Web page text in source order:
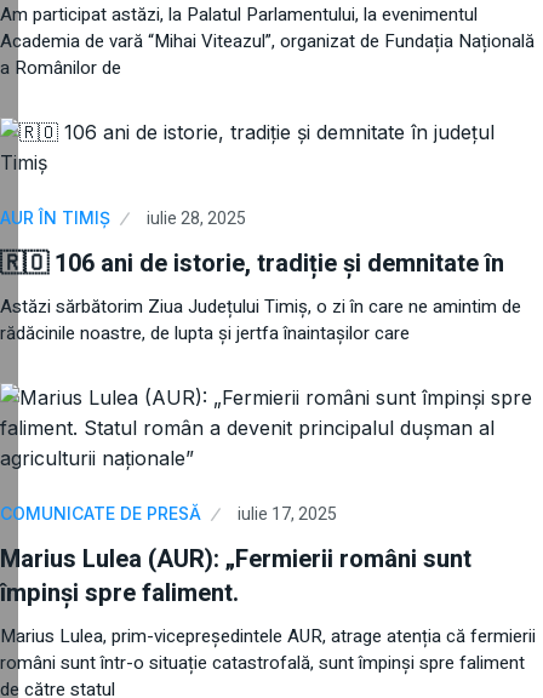
Am participat astăzi, la Palatul Parlamentului, la evenimentul
Academia de vară “Mihai Viteazul”, organizat de Fundația Națională
a Românilor de
AUR ÎN TIMIȘ iulie 28, 2025
🇷🇴 106 ani de istorie, tradiție și demnitate în
Astăzi sărbătorim Ziua Județului Timiș, o zi în care ne amintim de
rădăcinile noastre, de lupta și jertfa înaintașilor care
COMUNICATE DE PRESĂ iulie 17, 2025
Marius Lulea (AUR): „Fermierii români sunt
împinși spre faliment.
Marius Lulea, prim-vicepreședintele AUR, atrage atenția că fermierii
români sunt într-o situație catastrofală, sunt împinși spre faliment
de către statul